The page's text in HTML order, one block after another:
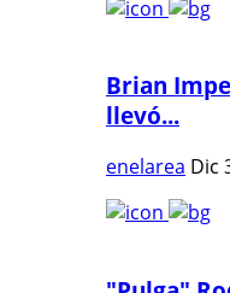
Brian
llevó...
enelarea Dic